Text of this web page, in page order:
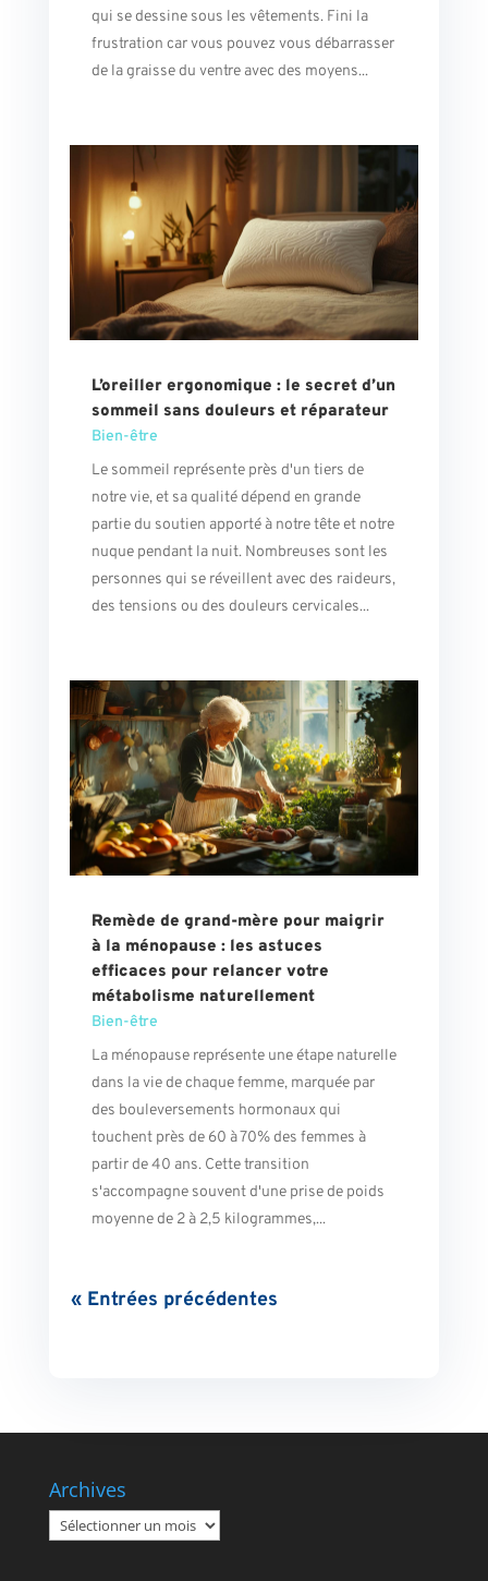
qui se dessine sous les vêtements. Fini la
frustration car vous pouvez vous débarrasser
de la graisse du ventre avec des moyens...
L’oreiller ergonomique : le secret d’un
sommeil sans douleurs et réparateur
Bien-être
Le sommeil représente près d'un tiers de
notre vie, et sa qualité dépend en grande
partie du soutien apporté à notre tête et notre
nuque pendant la nuit. Nombreuses sont les
personnes qui se réveillent avec des raideurs,
des tensions ou des douleurs cervicales...
Remède de grand-mère pour maigrir
à la ménopause : les astuces
efficaces pour relancer votre
métabolisme naturellement
Bien-être
La ménopause représente une étape naturelle
dans la vie de chaque femme, marquée par
des bouleversements hormonaux qui
touchent près de 60 à 70% des femmes à
partir de 40 ans. Cette transition
s'accompagne souvent d'une prise de poids
moyenne de 2 à 2,5 kilogrammes,...
« Entrées précédentes
Archives
Archives